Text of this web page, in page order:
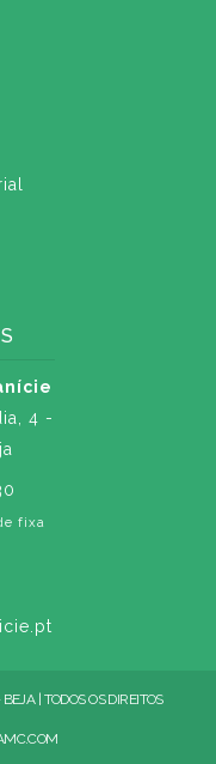
4 -
fixa
| TODOS OS DIREITOS